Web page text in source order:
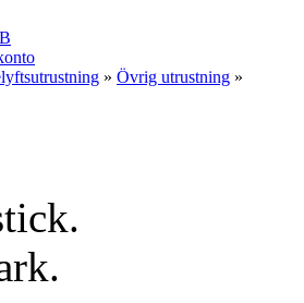
» Övrig utrustning »